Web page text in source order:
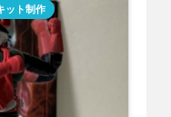
ット制作